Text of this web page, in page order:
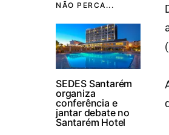
NÃO PERCA...
SEDES Santarém
organiza
conferência e
jantar debate no
Santarém Hotel